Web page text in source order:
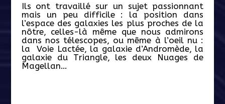
Ils ont travaillé sur un sujet passionnant
mais un peu difficile : la position dans
l’espace des galaxies les plus proches de la
nôtre, celles-là même que nous admirons
dans nos télescopes, ou même à l’oeil nu :
la Voie Lactée, la galaxie d’Andromède, la
galaxie du Triangle, les deux Nuages de
Magellan…